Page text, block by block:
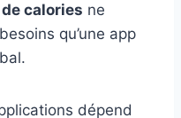
calories ne
qu’une app
dépend